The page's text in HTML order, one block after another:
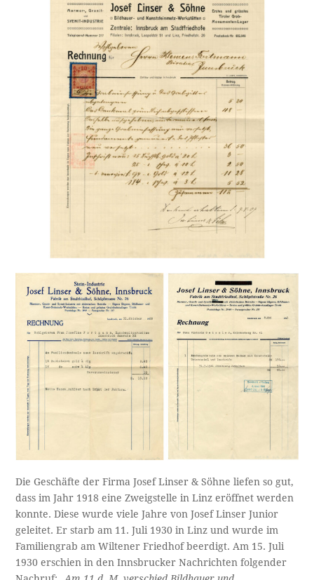
Die Geschäfte der Firma Josef Linser & Söhne liefen so gut,
dass im Jahr 1918 eine Zweigstelle in Linz eröffnet werden
konnte. Diese wurde viele Jahre von Josef Linser Junior
geleitet. Er starb am 11. Juli 1930 in Linz und wurde im
Familiengrab am Wiltener Friedhof beerdigt. Am 15. Juli
1930 erschien in den Innsbrucker Nachrichten folgender